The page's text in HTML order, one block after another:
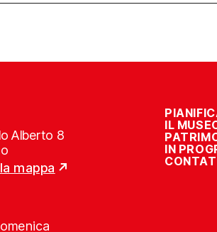
Alberto 8
mappa
IL
IN